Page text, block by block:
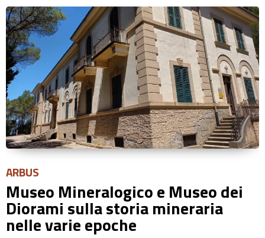
ARBUS
Museo Mineralogico e Museo dei
Diorami sulla storia mineraria
nelle varie epoche